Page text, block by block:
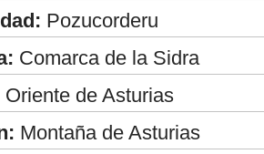
Pozucorderu
Comarca de la Sidra
Oriente de Asturias
Montaña de Asturias